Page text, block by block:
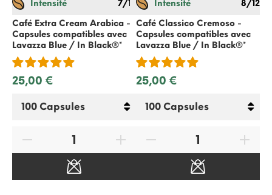
Intensité
7/12
Café Extra Cream Arabica -
Capsules compatibles avec
Lavazza Blue / In Black®*
25,00 €
Intensité
8/12
Café Classico Cremoso -
Capsules compatibles avec
Lavazza Blue / In Black®*
25,00 €